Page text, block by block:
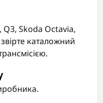
Q3, Skoda Octavia,
каталожний